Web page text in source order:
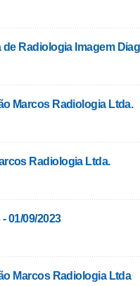
de Radiologia Imagem
Marcos Radiologia Ltda.
Radiologia Ltda.
01/09/2023
Marcos Radiologia Ltda